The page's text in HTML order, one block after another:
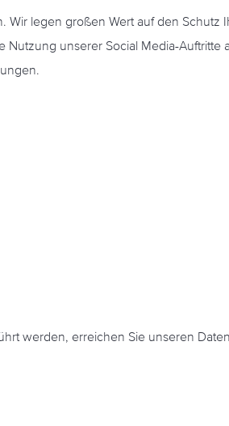
legen großen Wert auf den Schutz
unserer Social Media-Auftritte
werden, erreichen Sie unseren